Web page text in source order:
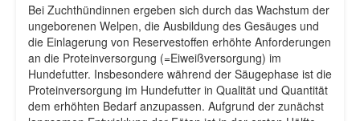
Bei Zuchthündinnen ergeben sich durch das Wachstum der
ungeborenen Welpen, die Ausbildung des Gesäuges und
die Einlagerung von Reservestoffen erhöhte Anforderungen
an die Proteinversorgung (=Eiweißversorgung) im
Hundefutter. Insbesondere während der Säugephase ist die
Proteinversorgung im Hundefutter in Qualität und Quantität
dem erhöhten Bedarf anzupassen. Aufgrund der zunächst